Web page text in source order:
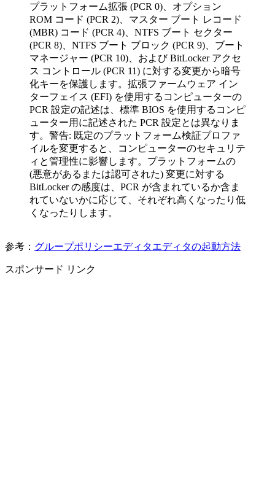
プラットフォーム拡張 (PCR 0)、オプション
ROM コード (PCR 2)、マスター ブート レコード
(MBR) コード (PCR 4)、NTFS ブート セクター
(PCR 8)、NTFS ブート ブロック (PCR 9)、ブート
マネージャー (PCR 10)、および BitLocker アクセ
ス コントロール (PCR 11) に対する変更から暗号
化キーを保護します。拡張ファームウェア イン
ターフェイス (EFI) を使用するコンピューターの
PCR 設定の記述は、標準 BIOS を使用するコンピ
ューター用に記述された PCR 設定とは異なりま
す。警告: 既定のプラットフォーム検証プロファ
イルを変更すると、コンピューターのセキュリテ
ィと管理性に影響します。プラットフォームの
(悪意があるまたは認可された) 変更に対する
BitLocker の感度は、PCR が含まれているか含ま
れていないかに応じて、それぞれ高くなったり低
くなったりします。
参考： グループポリシーエディタエディタの起動方法
スポンサード リンク